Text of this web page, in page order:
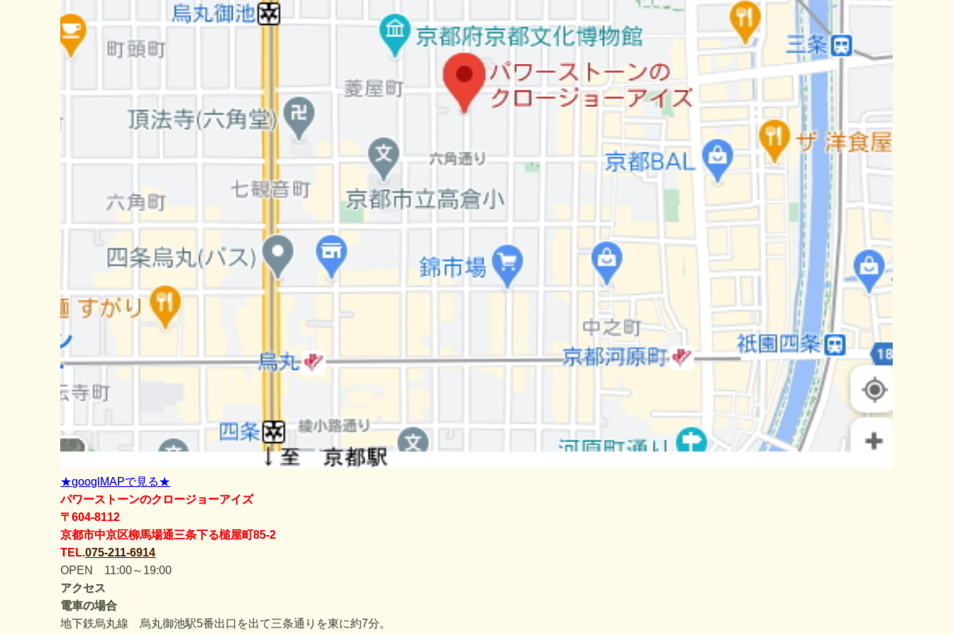
★googlMAPで見る★
パワーストーンのクロージョーアイズ
〒604-8112
京都市中京区柳馬場通三条下る槌屋町85-2
TEL.075-211-6914
OPEN 11:00～19:00
アクセス
電車の場合
地下鉄烏丸線 烏丸御池駅5番出口を出て三条通りを東に約7分。